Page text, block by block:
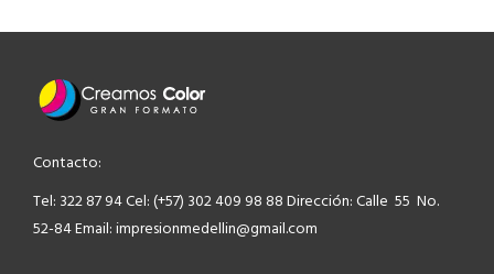
Contacto:
Tel: 322 87 94Cel: (+57) 302 409 98 88Dirección: Calle 55 No.
52-84Email: impresionmedellin@gmail.com